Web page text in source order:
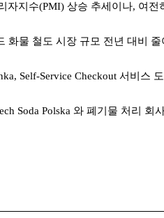
자지수(PMI)상승 추세이나, 여전
화물 철도 시장 규모 전년 대비 줄
Self-Service Checkout서비스
Soda Polska와 폐기물 처리 회